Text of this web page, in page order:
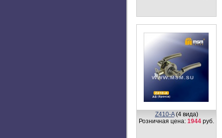
Z410-A(4 вида)
Розничная цена: 1944 руб.